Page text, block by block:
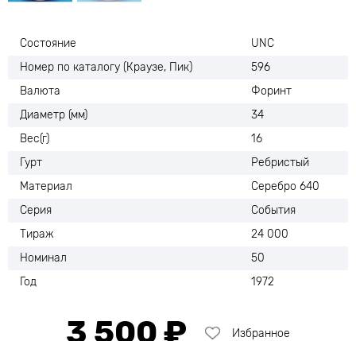
Состояние
UNC
Номер по каталогу (Краузе, Пик)
596
Валюта
Форинт
Диаметр (мм)
34
Вес(г)
16
Гурт
Ребристый
Материал
Серебро 640
Серия
События
Тираж
24 000
Номинал
50
Год
1972
3 500 ₽ Избранное